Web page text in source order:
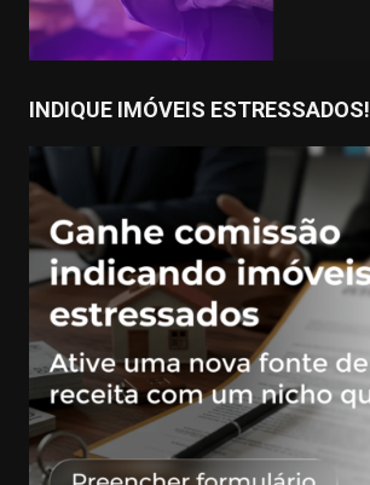
INDIQUE IMÓVEIS ESTRESSADOS!